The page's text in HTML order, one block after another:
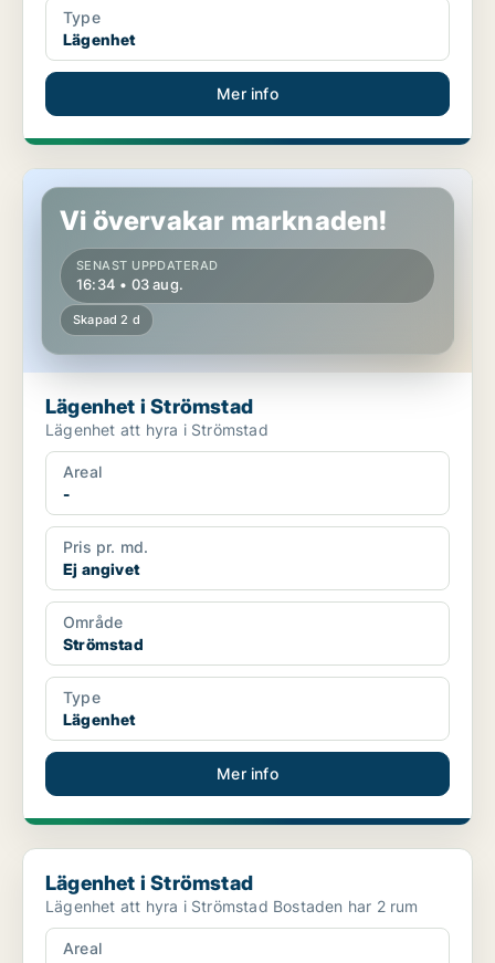
Type
Lägenhet
Mer info
Lägenhet i Strömstad
Vi övervakar marknaden!
SENAST UPPDATERAD
16:34 • 03 aug.
Skapad 2 d
Lägenhet i Strömstad
Lägenhet att hyra i Strömstad
Areal
-
Pris pr. md.
Ej angivet
Område
Strömstad
Type
Lägenhet
Mer info
Lägenhet i Strömstad
Lägenhet i Strömstad
Lägenhet att hyra i Strömstad Bostaden har 2 rum
Areal